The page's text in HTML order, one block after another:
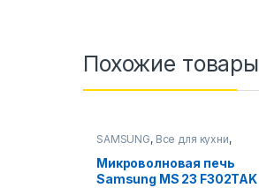
Похожие товары
SAMSUNG, Все для кухни,
Микроволновые печи
Микроволновая печь
Samsung MS 23 F302TAK